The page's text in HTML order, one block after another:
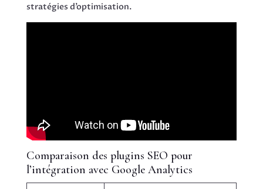
stratégies d’optimisation.
Comparaison des plugins SEO pour
l’intégration avec Google Analytics